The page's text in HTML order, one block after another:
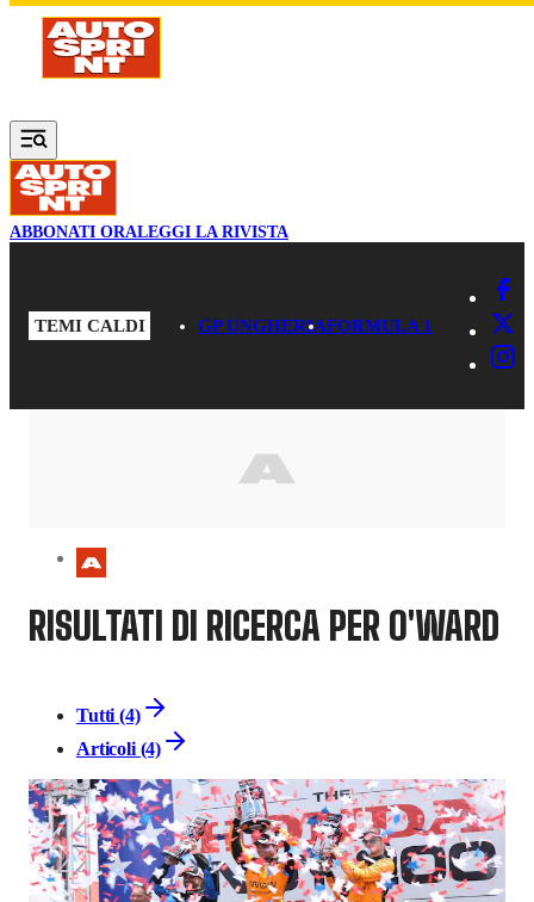
Vai al contenuto principale
ABBONATI ORALEGGI LA RIVISTA
TEMI CALDI GP UNGHERIAFORMULA 1
RISULTATI DI RICERCA PER O'WARD
Tutti (4)
Articoli (4)